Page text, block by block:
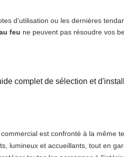
d’utilisation ou les dernières
feu ne peuvent pas résoudre vos
complet de sélection et
est confronté à la même
lumineux et accueillants, tout en